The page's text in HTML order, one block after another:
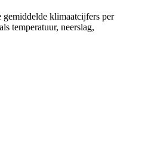
klimaatcijfers per
temperatuur, neerslag,